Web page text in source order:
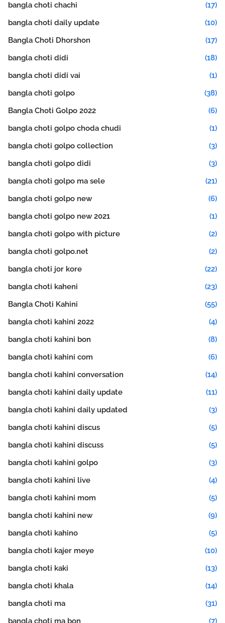
bangla choti chachi
(17)
bangla choti daily update
(10)
Bangla Choti Dhorshon
(17)
bangla choti didi
(18)
bangla choti didi vai
(1)
bangla choti golpo
(38)
Bangla Choti Golpo 2022
(6)
bangla choti golpo choda chudi
(1)
bangla choti golpo collection
(3)
bangla choti golpo didi
(3)
bangla choti golpo ma sele
(21)
bangla choti golpo new
(6)
bangla choti golpo new 2021
(1)
bangla choti golpo with picture
(2)
bangla choti golpo.net
(2)
bangla choti jor kore
(22)
bangla choti kaheni
(23)
Bangla Choti Kahini
(55)
bangla choti kahini 2022
(4)
bangla choti kahini bon
(8)
bangla choti kahini com
(6)
bangla choti kahini conversation
(14)
bangla choti kahini daily update
(11)
bangla choti kahini daily updated
(3)
bangla choti kahini discus
(5)
bangla choti kahini discuss
(5)
bangla choti kahini golpo
(3)
bangla choti kahini live
(4)
bangla choti kahini mom
(5)
bangla choti kahini new
(9)
bangla choti kahino
(5)
bangla choti kajer meye
(10)
bangla choti kaki
(13)
bangla choti khala
(14)
bangla choti ma
(31)
bangla choti ma bon
(7)